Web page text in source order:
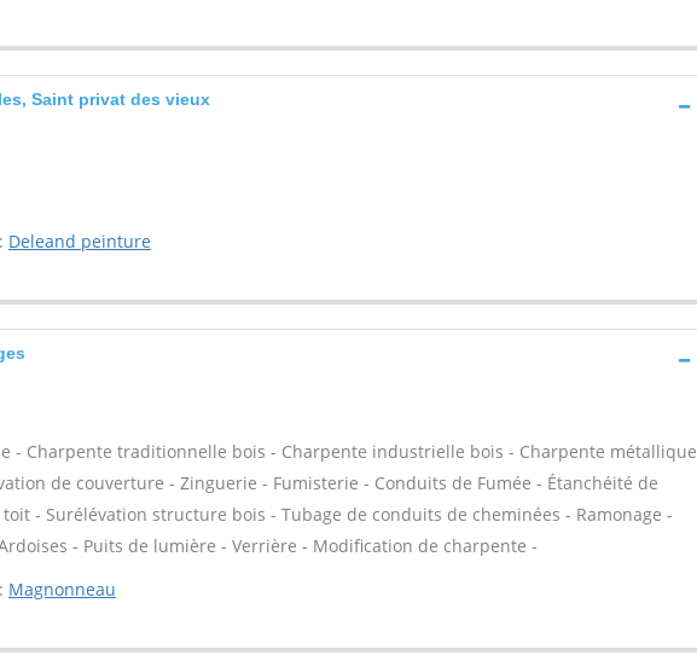
Saint privat des vieux
Deleand peinture
- Charpente traditionnelle bois - Charpente industrielle bois - Charpente métallique
de couverture - Zinguerie - Fumisterie - Conduits de Fumée - Étanchéité de
- Surélévation structure bois - Tubage de conduits de cheminées - Ramonage -
- Puits de lumière - Verrière - Modification de charpente -
Magnonneau